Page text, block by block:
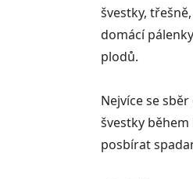
švestky,
domácí
plodů.
Nejvíce se
švestky
posbírat